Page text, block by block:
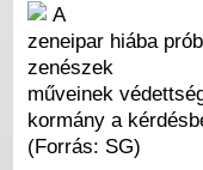
A
zeneipar hiába
zenészek
műveinek
kormány a
(Forrás: SG)